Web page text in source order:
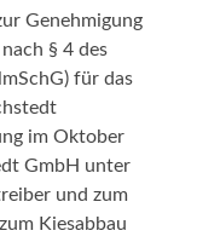
Genehmigung
§ 4 des
für das
im Oktober
GmbH unter
und zum
Kiesabbau